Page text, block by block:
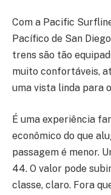
Com a Pacific
Pacífico de San
trens são tão
muito confortáveis,
uma vista linda para
É uma experiência
econômico do que
passagem é menor.
44. O valor pode
classe, claro. Fora